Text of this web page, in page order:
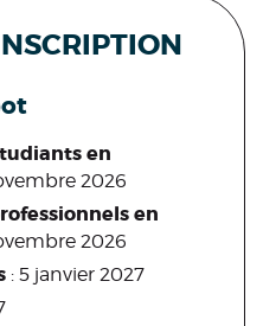
en
2026
en
2026
: 5 janvier 2027